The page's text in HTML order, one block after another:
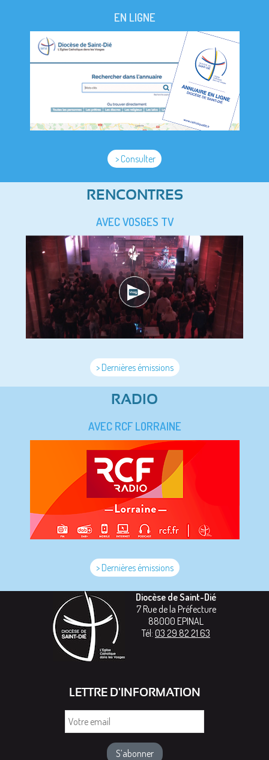
EN LIGNE
> Consulter
RENCONTRES
AVEC VOSGES TV
> Dernières émissions
RADIO
AVEC RCF LORRAINE
> Dernières émissions
Diocèse de Saint-Dié
7 Rue de la Préfecture
88000 EPINAL
Tél: 03 29 82 21 63
LETTRE D'INFORMATION